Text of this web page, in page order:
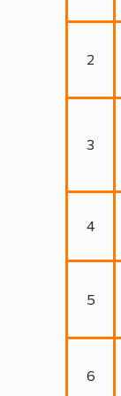
6
5
4
3
2